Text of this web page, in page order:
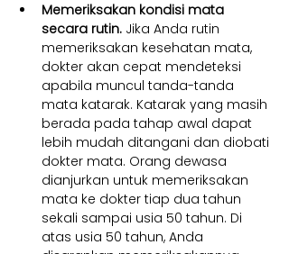
Memeriksakan kondisi mata
secara rutin. Jika Anda rutin
memeriksakan kesehatan mata,
dokter akan cepat mendeteksi
apabila muncul tanda-tanda
mata katarak. Katarak yang masih
berada pada tahap awal dapat
lebih mudah ditangani dan diobati
dokter mata. Orang dewasa
dianjurkan untuk memeriksakan
mata ke dokter tiap dua tahun
sekali sampai usia 50 tahun. Di
atas usia 50 tahun, Anda